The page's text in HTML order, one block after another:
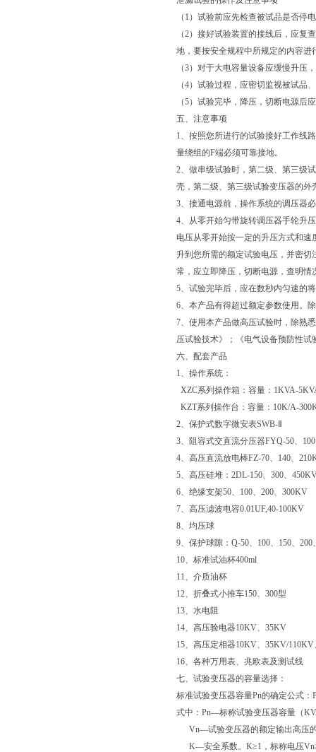
（1）试验前应先检查被试品是否停
（2）接好试验装置的接线后，应
地，要按安全规程中所规定的内容进
（3）对于大电容量设备应缓慢升
（4）试验过程，应密切监视被试
（5）试验完毕，降压，切断电源后
五、注意事项
1、按照您所进行的试验接好工作线
量绕组的F端必须可靠接地。
2、做串级试验时，第二级、第三级
壳，第二级、第三级试验变压器的外
3、接通电源前，操作系统的调压器
4、从零开始匀带旋转调压器手轮升
电压从零开始按一定的升压方式和
升到您所需的额定试验电压，并密
常，应立即降压，切断电源，查明情
5、试验完毕后，应在数秒内匀速的
6、本产品有得超过额定参数使用。
7、使用本产品做高压试验时，除熟
压试验技术》；《电气设备预防性试
六、配套产品
1、操作系统：
XZC系列操作箱：容量：1KVA-
KZT系列操作台：容量：10K/A-
2、保护式数字微安表SWB-Ⅱ
3、阻容式交直流分压器FYQ-50、
4、高压直流放电棒FZ-70、140、
5、高压硅堆：2DL-150、300、
6、绝缘支架50、100、200、300KV
7、高压滤波电容0.01UF,40-100KV
8、均压球
9、保护球隙：Q-50、100、150、200
10、标准试油杯400ml
11、介质油杯
12、折叠式小推车150、300型
13、水电阻
14、高压验电器10KV、35KV
15、高压定相器10KV、35KV/
16、各种万用表、兆欧表及测试线
七、试验变压器的容量选择：
标准试验变压器容量Pn的确定公式：
式中：Pn—标称试验变压器容量（
Vn—试验变压器的额定输出高压
K—安全系数。K≥1，标称电压